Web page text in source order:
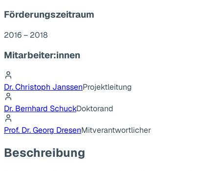
Förderungszeitraum
2016 – 2018
Mitarbeiter:innen
Dr. Christoph JanssenProjektleitung
Dr. Bernhard SchuckDoktorand
Prof. Dr. Georg DresenMitverantwortlicher
Beschreibung